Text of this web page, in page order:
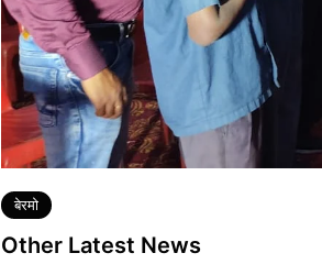
Tags
बेरमो
Other Latest News